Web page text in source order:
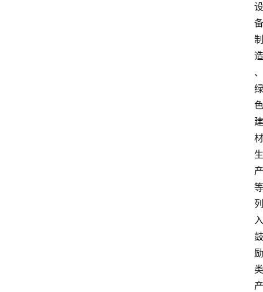
设
备
制
造
、
绿
色
建
材
生
产
等
列
入
鼓
励
类
产